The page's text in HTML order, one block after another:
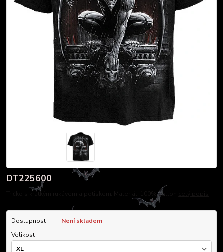
DT225600
Tričko s krátkým rukávem a potiskem. Materiál: 100% cotton
Dostupnost
Není skladem
Velikost